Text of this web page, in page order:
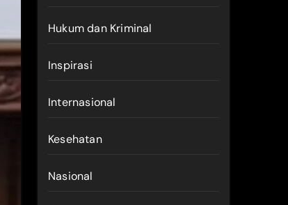
Hukum dan Kriminal
Inspirasi
Internasional
Kesehatan
Nasional